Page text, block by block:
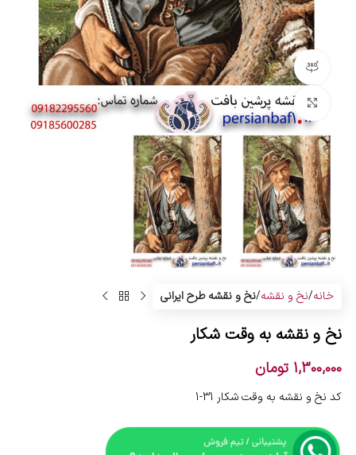
مشاهده 360 درجه
بزرگنمایی تصویر
خانه نخ و نقشه نخ و نقشه طرح ایرانی
نخ و نقشه به وقت شکار
1,300,000 تومان
کد نخ و نقشه به وقت شکار 31-1